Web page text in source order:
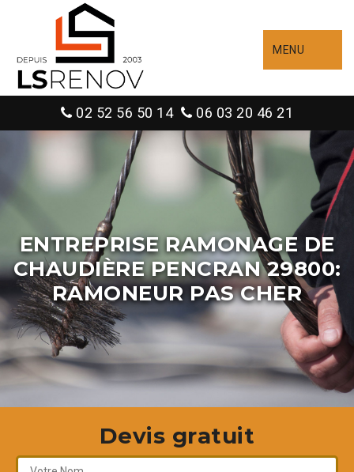
MENU
02 52 56 50 14 06 03 20 46 21
ENTREPRISE RAMONAGE DE
CHAUDIÈRE PENCRAN 29800:
RAMONEUR PAS CHER
Devis gratuit